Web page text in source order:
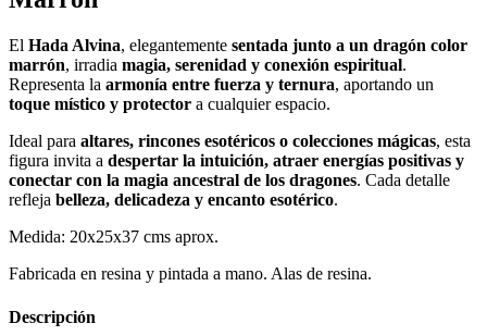
El Hada Alvina, elegantemente sentada junto a un dragón color
marrón, irradia magia, serenidad y conexión espiritual.
Representa la armonía entre fuerza y ternura, aportando un
toque místico y protector a cualquier espacio.
Ideal para altares, rincones esotéricos o colecciones mágicas, esta
figura invita a despertar la intuición, atraer energías positivas y
conectar con la magia ancestral de los dragones. Cada detalle
refleja belleza, delicadeza y encanto esotérico.
Medida: 20x25x37 cms aprox.
Fabricada en resina y pintada a mano. Alas de resina.
Descripción